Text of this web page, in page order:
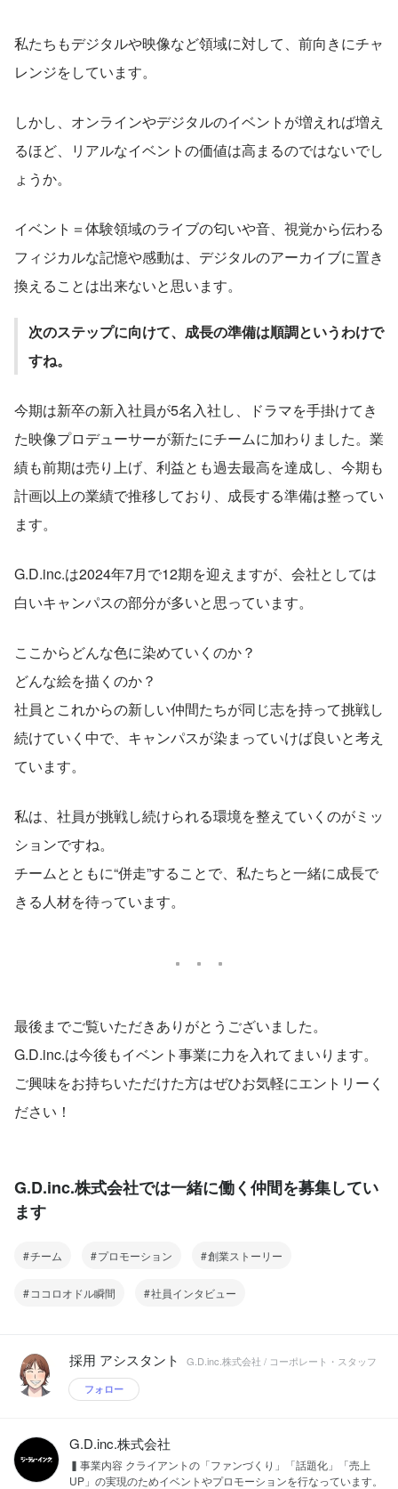
私たちもデジタルや映像など領域に対して、前向きにチャ
レンジをしています。
しかし、オンラインやデジタルのイベントが増えれば増え
るほど、リアルなイベントの価値は高まるのではないでし
ょうか。
イベント＝体験領域のライブの匂いや音、視覚から伝わる
フィジカルな記憶や感動は、デジタルのアーカイブに置き
換えることは出来ないと思います。
次のステップに向けて、成長の準備は順調というわけで
すね。
今期は新卒の新入社員が5名入社し、ドラマを手掛けてき
た映像プロデューサーが新たにチームに加わりました。業
績も前期は売り上げ、利益とも過去最高を達成し、今期も
計画以上の業績で推移しており、成長する準備は整ってい
ます。
G.D.inc.は2024年7月で12期を迎えますが、会社としては
白いキャンパスの部分が多いと思っています。
ここからどんな色に染めていくのか？
どんな絵を描くのか？
社員とこれからの新しい仲間たちが同じ志を持って挑戦し
続けていく中で、キャンパスが染まっていけば良いと考え
ています。
私は、社員が挑戦し続けられる環境を整えていくのがミッ
ションですね。
チームとともに“併走”することで、私たちと一緒に成長で
きる人材を待っています。
最後までご覧いただきありがとうございました。
G.D.inc.は今後もイベント事業に力を入れてまいります。
ご興味をお持ちいただけた方はぜひお気軽にエントリーく
ださい！
G.D.inc.株式会社では一緒に働く仲間を募集してい
ます
チーム プロモーション 創業ストーリー
ココロオドル瞬間 社員インタビュー
採用 アシスタント G.D.inc.株式会社 / コーポレート・スタッフ
フォロー
G.D.inc.株式会社
▍事業内容 クライアントの「ファンづくり」「話題化」「売上
UP」の実現のためイベントやプロモーションを行なっています。